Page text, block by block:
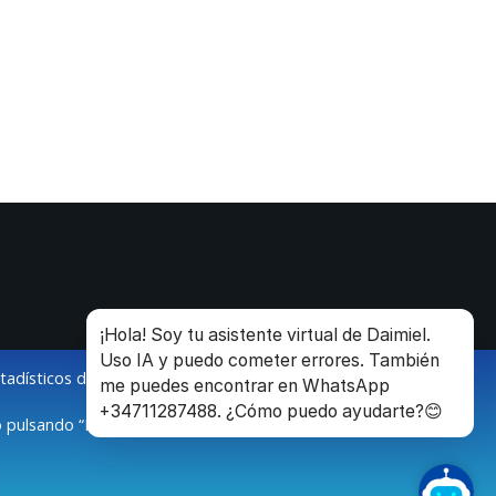
de la navegación de los usuarios.
“Modificar configuración”.
¡Hola! Soy tu asistente virtual de Daimiel.
Uso IA y puedo cometer errores. También
me puedes encontrar en WhatsApp
+34711287488. ¿Cómo puedo ayudarte?😊